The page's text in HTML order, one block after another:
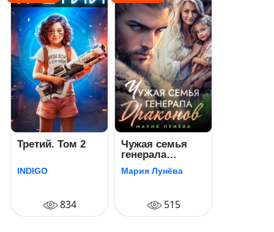
Третий. Том 2
INDIGO
834
Чужая семья
генерала
драконов
Мария Лунёва
515